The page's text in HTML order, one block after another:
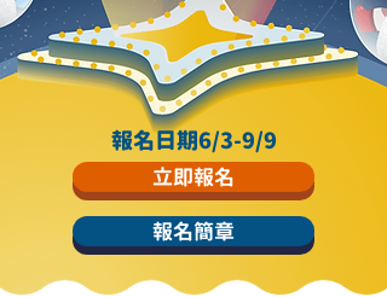
報名日期6/3-9/9
立即報名
報名簡章